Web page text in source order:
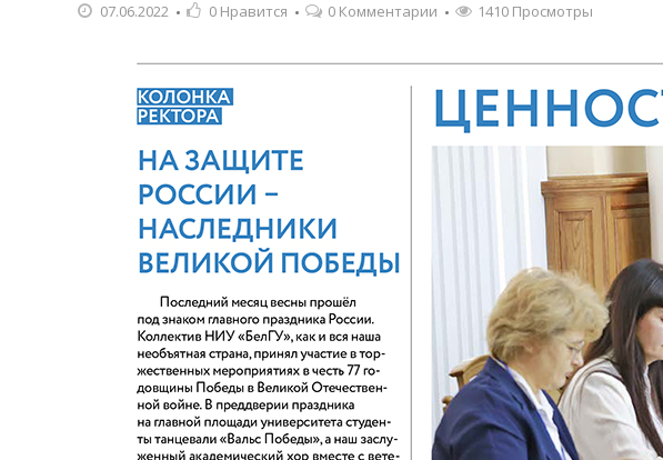
07.06.2022 0 Нравится 0 Комментарии 1410 Просмотры